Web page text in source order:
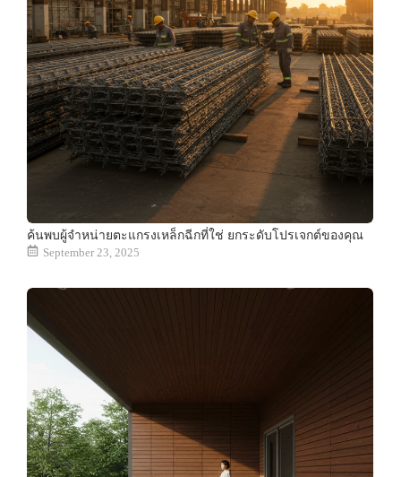
ค้นพบผู้จำหน่ายตะแกรงเหล็กฉีกที่ใช่ ยกระดับโปรเจกต์ของคุณ
September 23, 2025